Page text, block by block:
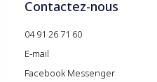
Contactez-nous
04 91 26 71 60
E-mail
Facebook Messenger